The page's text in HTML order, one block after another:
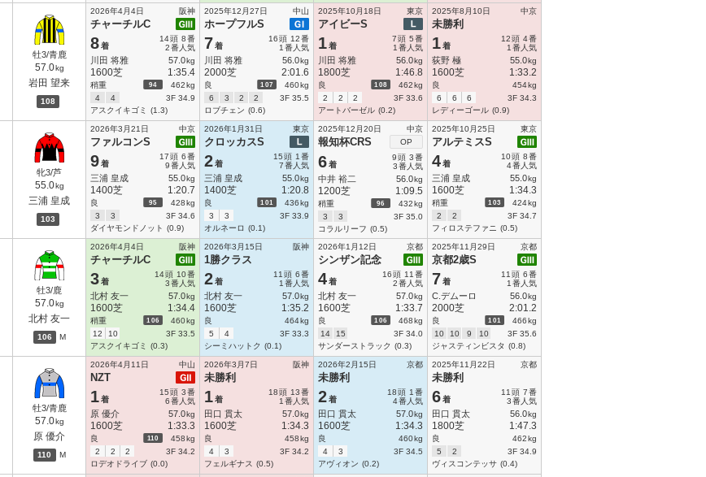
牡3/青鹿
57.0kg
岩田 望来
108
2026年4月4日 阪神
チャーチルC
8着
14頭 8番
2番人気
川田 将雅 57.0kg
1600芝 1:35.4
稍重 94 462kg
4
4
3F 34.9
アスクイキゴミ
(1.3)
2025年12月27日 中山
ホープフルS
7着
16頭 12番
1 番人気
川田 将雅 56.0kg
2000芝 2:01.6
良 107 460kg
6
3 2 2
3F 35.5
ロブチェン (0.6)
2025年10月18日 東京
アイビーS
1着
7頭 5番
1 番人気
川田 将雅 56.0kg
1800芝 1:46.8
良 108 462kg
2
2 2
3F 33.6
アートバーゼル (0.2)
2025年8月10日 中京
未勝利
1着
12頭 4番
1 番人気
荻野 極 55.0kg
1600芝 1:33.2
良 454kg
6
6 6
3F 34.3
レディーゴール (0.9)
牝3/芦
55.0kg
三浦 皇成
103
2026年3月21日 中京
ファルコンS
9着
17頭 6番
9番人気
三浦 皇成 55.0kg
1400芝 1:20.7
良 95 428kg
3
3
3F 34.6
ダイヤモンドノット (0.9)
2026年1月31日 東京
クロッカスS
2着
15頭 1 番
7番人気
三浦 皇成 55.0kg
1400芝 1:20.8
良 101 436kg
3
3
3F 33.9
オルネーロ (0.1)
2025年12月20日 中京
報知杯CRS OP
6着
9頭 3番
3番人気
中井 裕二 56.0kg
1200芝 1:09.5
稍重 96 432kg
3
3
3F 35.0
コラルリーフ (0.5)
2025年10月25日 東京
アルテミスS
4着
10頭 8番
4番人気
三浦 皇成 55.0kg
1600芝 1:34.3
稍重 103 424kg
2
2
3F 34.7
フィロステファニ (0.5)
牡3/鹿
57.0kg
北村 友一
106 M
2026年4月4日 阪神
チャーチルC
3着
14頭 10番
3番人気
北村 友一 57.0kg
1600芝 1:34.4
稍重 106 460kg
12
10
3F 33.5
アスクイキゴミ
(0.3)
2026年3月15日 阪神
1勝クラス
2着
11 頭 6番
1 番人気
北村 友一 57.0kg
1600芝 1:35.2
良 464kg
5
4
3F 33.3
シーミハットク (0.1)
2026年1月12日 京都
シンザン記念
4着
16頭 11 番
2番人気
北村 友一 57.0kg
1600芝 1:33.7
良 106 468kg
14
15
3F 34.0
サンダーストラック (0.3)
2025年11月29日 京都
京都2歳S
7着
11 頭 6番
1 番人気
C.デムーロ 56.0kg
2000芝 2:01.2
良 101 466kg
10
10 9 10
3F 35.6
ジャスティンビスタ (0.8)
牡3/青鹿
57.0kg
原 優介
110 M
2026年4月11日 中山
NZT
1着
15頭 3番
6番人気
原 優介 57.0kg
1600芝 1:33.3
良 110 458kg
2
2 2
3F 34.2
ロデオドライブ (0.0)
2026年3月7日 阪神
未勝利
1着
18頭 13番
1 番人気
田口 貫太 57.0kg
1600芝 1:34.3
良 458kg
4
3
3F 34.2
フェルギナス (0.5)
2026年2月15日 京都
未勝利
2着
18頭 1 番
4番人気
田口 貫太 57.0kg
1600芝 1:34.3
良 460kg
4
3
3F 34.5
アヴィオン (0.2)
2025年11月22日 京都
未勝利
6着
11 頭 7番
3番人気
田口 貫太 56.0kg
1800芝 1:47.3
良 462kg
5
2
3F 34.9
ヴィスコンテッサ (0.4)